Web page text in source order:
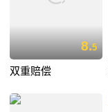
8.5
双重赔偿